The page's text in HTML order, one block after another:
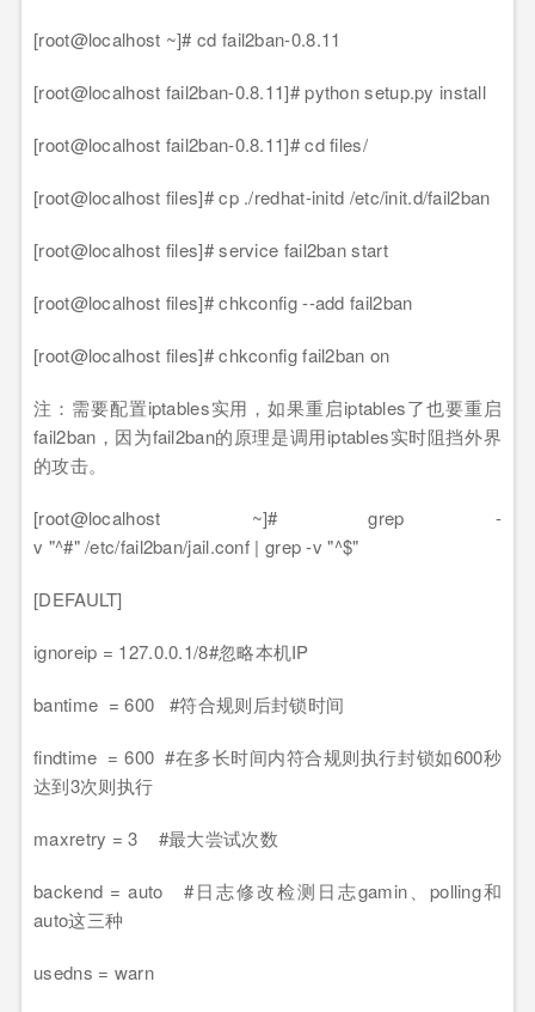
[root@localhost ~]# cd fail2ban-0.8.11
[root@localhost fail2ban-0.8.11]# python setup.py install
[root@localhost fail2ban-0.8.11]# cd files/
[root@localhost files]# cp ./redhat-initd /etc/init.d/fail2ban
[root@localhost files]# service fail2ban start
[root@localhost files]# chkconfig --add fail2ban
[root@localhost files]# chkconfig fail2ban on
注：需要配置iptables实用，如果重启iptables了也要重启
fail2ban，因为fail2ban的原理是调用iptables实时阻挡外界
的攻击。
[root@localhost ~]# grep -
v "^#" /etc/fail2ban/jail.conf | grep -v "^$"
[DEFAULT]
ignoreip = 127.0.0.1/8#忽略本机IP
bantime = 600 #符合规则后封锁时间
findtime = 600 #在多长时间内符合规则执行封锁如600秒
达到3次则执行
maxretry = 3 #最大尝试次数
backend = auto #日志修改检测日志gamin、polling和
auto这三种
usedns = warn